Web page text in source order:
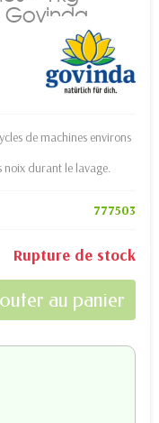
Govinda
de machines environs
noix durant le lavage.
777503
Rupture de stock
au panier